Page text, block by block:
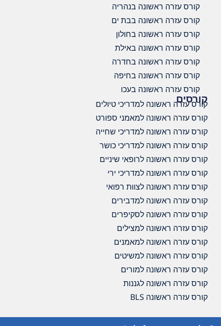
קורס עזרה ראשונה בנהריה
קורס עזרה ראשונה בבת ים
קורס עזרה ראשונה בחולון
קורס עזרה ראשונה באילת
קורס עזרה ראשונה בחדרה
קורס עזרה ראשונה בחיפה
קורס עזרה ראשונה בעכו
קורסים
קורס עזרה ראשונה למדריכי טיולים
קורס עזרה ראשונה למאמני ספורט
קורס עזרה ראשונה למדריכי שחייה
קורס עזרה ראשונה למדריכי כושר
קורס עזרה ראשונה לרופאי שיניים
קורס עזרה ראשונה למדריכי ירי
קורס עזרה ראשונה לצוות רפואי
קורס עזרה ראשונה למדבירים
קורס עזרה ראשונה לסקיפרים
קורס עזרה ראשונה למצילים
קורס עזרה ראשונה למאמנים
קורס עזרה ראשונה למשיטים
קורס עזרה ראשונה למורים
קורס עזרה ראשונה לגננות
קורס עזרה ראשונה BLS